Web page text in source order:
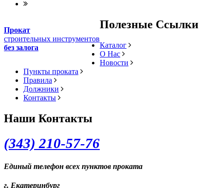
Прокат
строительных инструментов
без залога
Полезные Ссылки
Каталог
О Нас
Новости
Пункты проката
Правила
Должники
Контакты
Наши Контакты
(343) 210-57-76
Единый телефон всех пунктов проката
г. Екатеринбург